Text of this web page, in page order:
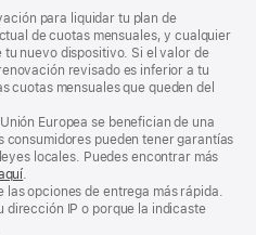
para liquidar tu plan de
de cuotas mensuales, y cualquier
nuevo dispositivo. Si el valor de
revisado es inferior a tu
cuotas mensuales que queden del
Europea se benefician de una
consumidores pueden tener garantías
locales. Puedes encontrar más
.
opciones de entrega más rápida.
dirección IP o porque la indicaste